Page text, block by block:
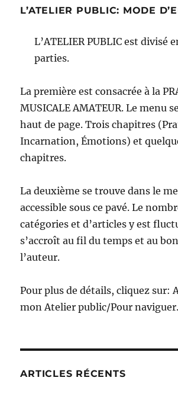
L’ATELIER PUBLIC: MODE
L’ATELIER PUBLIC est divisé
parties.
La première est consacrée à la
MUSICALE AMATEUR. Le menu
haut de page. Trois chapitres
Incarnation, Émotions) et
chapitres.
La deuxième se trouve dans le
accessible sous ce pavé. Le
catégories et d’articles y est
s’accroît au fil du temps et au
l’auteur.
Pour plus de détails, cliquez sur:
mon Atelier public/Pour naviguer.
ARTICLES RÉCENTS